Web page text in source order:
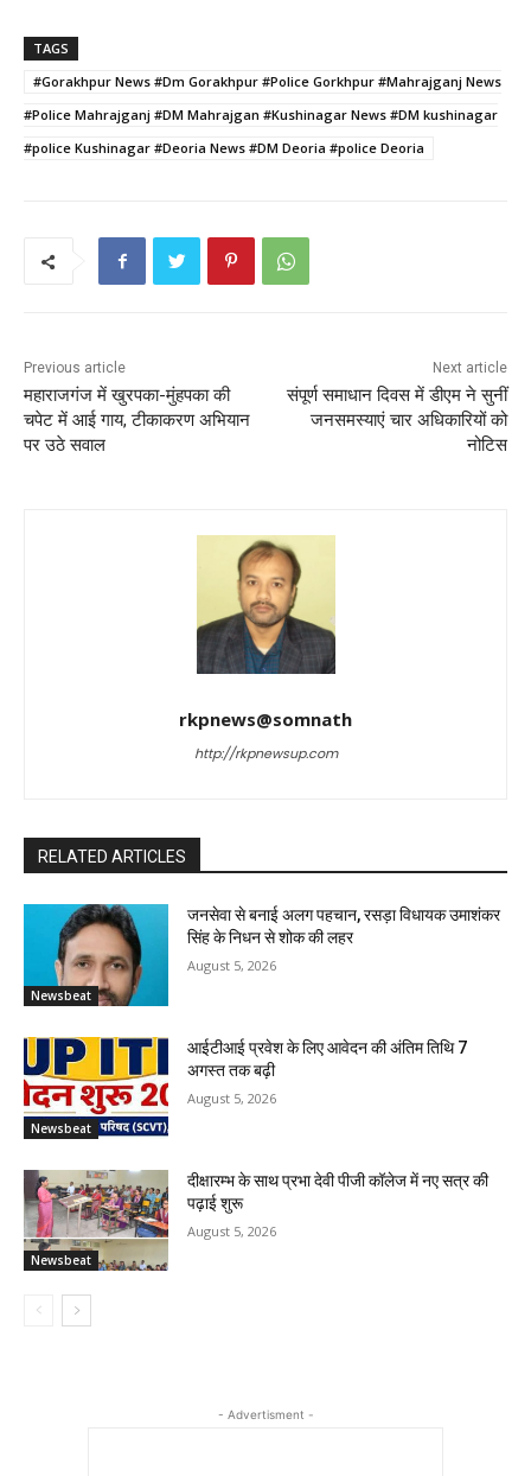
c
e
b
o
er l ts
A
p
e
st
e
TAGS
#Gorakhpur News #Dm Gorakhpur #Police Gorkhpur #Mahrajganj News
#Police Mahrajganj #DM Mahrajgan #Kushinagar News #DM kushinagar
#police Kushinagar #Deoria News #DM Deoria #police Deoria
Previous article
महाराजगंज में खुरपका-मुंहपका की
चपेट में आई गाय, टीकाकरण अभियान
पर उठे सवाल
Next article
संपूर्ण समाधान दिवस में डीएम ने सुनीं
जनसमस्याएं चार अधिकारियों को
नोटिस
rkpnews@somnath
http://rkpnewsup.com
RELATED ARTICLES
Newsbeat
जनसेवा से बनाई अलग पहचान, रसड़ा विधायक उमाशंकर
सिंह के निधन से शोक की लहर
August 5, 2026
Newsbeat
आईटीआई प्रवेश के लिए आवेदन की अंतिम तिथि 7
अगस्त तक बढ़ी
August 5, 2026
Newsbeat
दीक्षारम्भ के साथ प्रभा देवी पीजी कॉलेज में नए सत्र की
पढ़ाई शुरू
August 5, 2026
- Advertisment -